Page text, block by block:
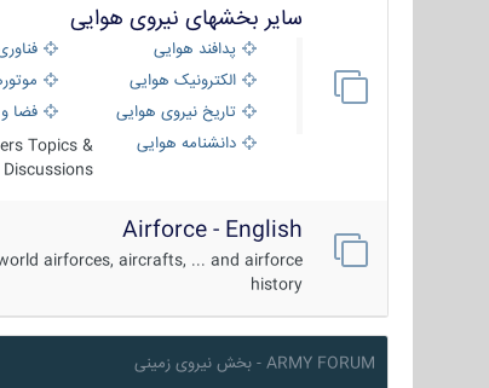
سایر بخشهای نیروی هوایی
پدافند هوایی
الکترونیک هوایی
تاریخ نیروی هوایی
فضا
دانشنامه هوایی
Topics &
Discussions
Airforce - English
airforces, aircrafts, ... and airforce
history
ARMY FORUM - بخش نیروی زمینی